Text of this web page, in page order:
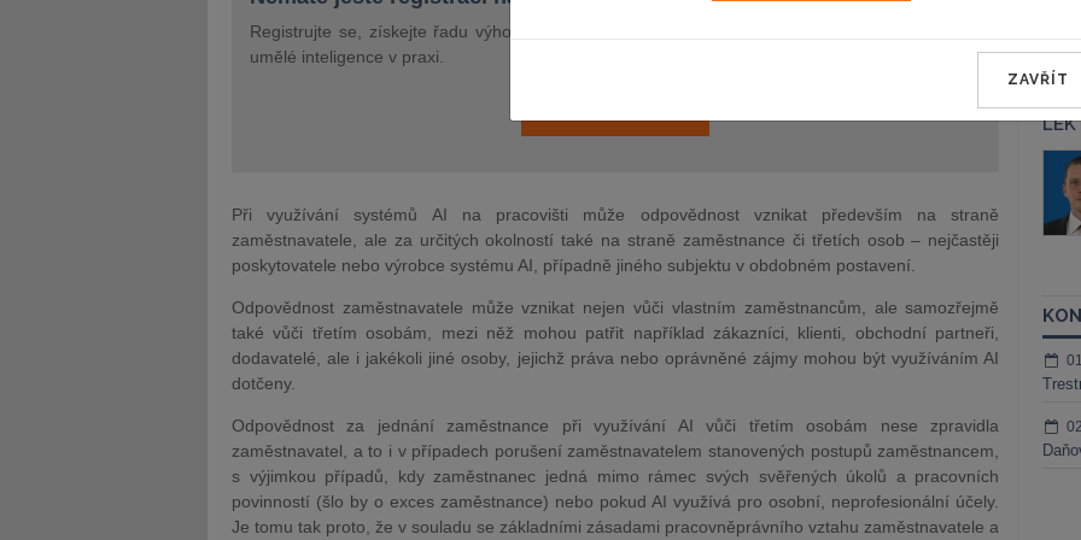
Registrujte se, získejte řadu výhod a jako dárek Vám zašleme aktuální online kurz na využití
umělé inteligence v praxi.
Při využívání systémů AI na pracovišti může odpovědnost vznikat především na straně
zaměstnavatele, ale za určitých okolností také na straně zaměstnance či třetích osob – nejčastěji
poskytovatele nebo výrobce systému AI, případně jiného subjektu v obdobném postavení.
Odpovědnost zaměstnavatele může vznikat nejen vůči vlastním zaměstnancům, ale samozřejmě
také vůči třetím osobám, mezi něž mohou patřit například zákazníci, klienti, obchodní partneři,
dodavatelé, ale i jakékoli jiné osoby, jejichž práva nebo oprávněné zájmy mohou být využíváním AI
dotčeny.
Odpovědnost za jednání zaměstnance při využívání AI vůči třetím osobám nese zpravidla
zaměstnavatel, a to i v případech porušení zaměstnavatelem stanovených postupů zaměstnancem,
s výjimkou případů, kdy zaměstnanec jedná mimo rámec svých svěřených úkolů a pracovních
povinností (šlo by o exces zaměstnance) nebo pokud AI využívá pro osobní, neprofesionální účely.
Je tomu tak proto, že v souladu se základními zásadami pracovněprávního vztahu zaměstnavatele a
Kurzy lektora
ZAVŘÍT